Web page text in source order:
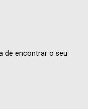
de encontrar o seu